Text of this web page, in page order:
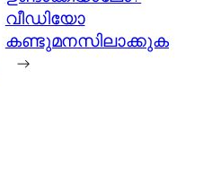
വീഡിയോ
കണ്ടുമനസിലാക്കുക
→